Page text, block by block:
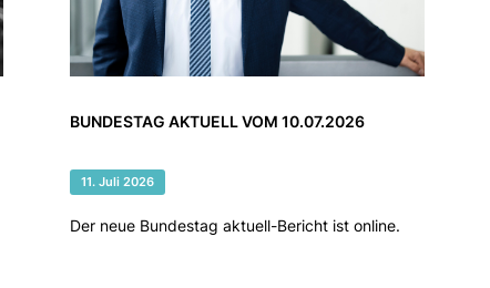
BUNDESTAG AKTUELL VOM 10.07.2026
11. Juli 2026
Der neue Bundestag aktuell-Bericht ist online.